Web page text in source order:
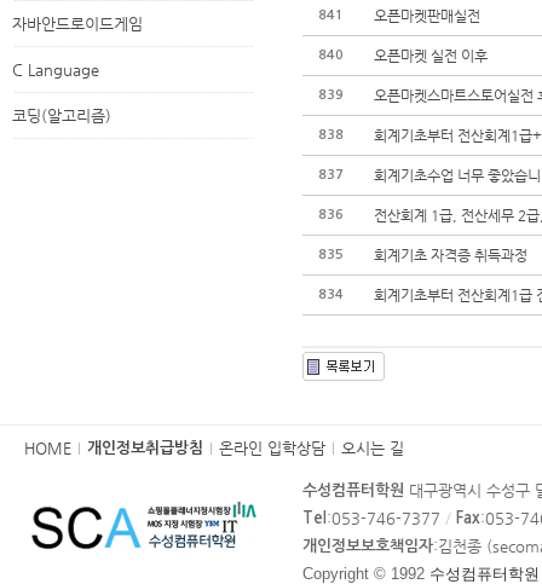
자바안드로이드게임
C Language
코딩(알고리즘)
841 오픈마켓판매실전
840 오픈마켓 실전 이후
839 오픈마켓스마트스토어실전
838 회계기초부터 전산회계1급
837 회계기초수업 너무 좋았습
836 전산회계 1급, 전산세무 2
835 회계기초 자격증 취득과정
834 회계기초부터 전산회계1급
HOME 개인정보취급방침 온라인 입학상담 오시는 길
수성컴퓨터학원 대구광역시 수성
Tel :053-746-7377 / Fax:053-
개인정보보호책임자:김천종
Copyright © 1992 수성컴퓨터학원